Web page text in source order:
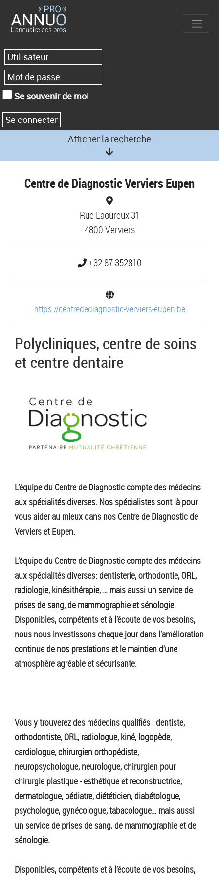
Se souvenir de moi
Afficher la recherche
Centre de Diagnostic Verviers Eupen
Rue Laoureux 31
4800 Verviers
+32.87.352810
https://centredediagnostic-verviers-eupen.be
Polycliniques, centre de soins
et centre dentaire
L’équipe du Centre de Diagnostic compte des médecins
aux spécialités diverses. Nos spécialistes sont là pour
vous aider au mieux dans nos Centre de Diagnostic de
Verviers et Eupen.
L’équipe du Centre de Diagnostic compte des médecins
aux spécialités diverses: dentisterie, orthodontie, ORL,
radiologie, kinésithérapie, … mais aussi un service de
prises de sang, de mammographie et sénologie.
Disponibles, compétents et à l’écoute de vos besoins,
nous nous investissons chaque jour dans l’amélioration
continue de nos prestations et le maintien d’une
atmosphère agréable et sécurisante.
Vous y trouverez des médecins qualifiés : dentiste,
orthodontiste, ORL, radiologue, kiné, logopède,
cardiologue, chirurgien orthopédiste,
neuropsychologue, neurologue, chirurgien pour
chirurgie plastique - esthétique et reconstructrice,
dermatologue, pédiatre, diététicien, diabétologue,
psychologue, gynécologue, tabacologue… mais aussi
un service de prises de sang, de mammographie et de
sénologie.
Disponibles, compétents et à l’écoute de vos besoins,